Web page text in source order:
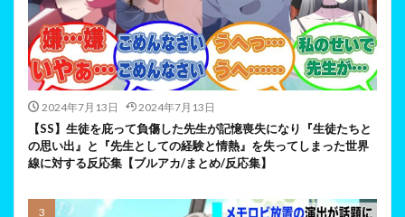
2024年7月13日 2024年7月13日
【SS】生徒を庇って負傷した先生が記憶喪失になり『生徒たちと
の思い出』と『先生としての経験と情熱』を失ってしまった世界
線に対する反応集【ブルアカ/まとめ/反応集】